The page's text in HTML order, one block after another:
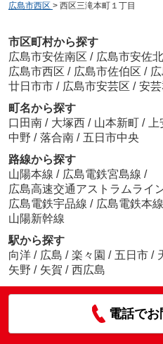
広島市西区 > 西区三滝本町１丁目
市区町村から探す
広島市安佐南区 / 広島市安佐
広島市西区 / 広島市佐伯区 /
廿日市市 / 広島市安芸区 / 安
町名から探す
口田南 / 大塚西 / 山本新町 /
中野 / 落合南 / 五日市中央
路線から探す
山陽本線 / 広島電鉄宮島線 /
広島高速交通アストラムライ
広島電鉄宇品線 / 広島電鉄本線
山陽新幹線
駅から探す
向洋 / 広島 / 楽々園 / 五日市 /
矢野 / 矢賀 / 西広島
電話で